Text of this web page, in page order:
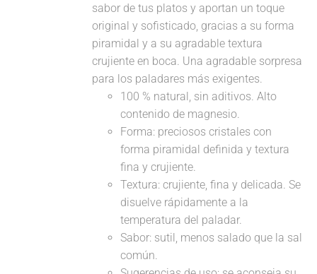
sabor de tus platos y aportan un toque
original y sofisticado, gracias a su forma
piramidal y a su agradable textura
crujiente en boca. Una agradable sorpresa
para los paladares más exigentes.
100 % natural, sin aditivos. Alto
contenido de magnesio.
Forma: preciosos cristales con
forma piramidal definida y textura
fina y crujiente.
Textura: crujiente, fina y delicada. Se
disuelve rápidamente a la
temperatura del paladar.
Sabor: sutil, menos salado que la sal
común.